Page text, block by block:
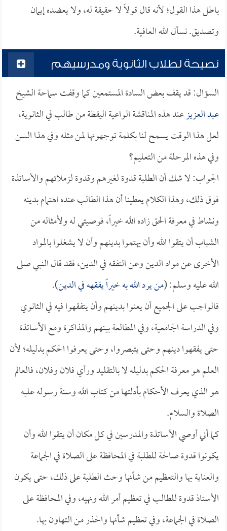
باطل هذا القول؛ لأنه قال قولاً لا حقيقة له، ولا يعضده إيمان
وتصديق. نسأل الله العافية.
نصيحة لطلاب الثانوية ومدرسيهم
السؤال: قد يقف بعض السادة المستمعين كما وقفت سماحة الشيخ
عبد العزيزعند هذه المناقشة الواعية اليقظة من طالب في الثانوية،
لعل هذا الوقت يسمح لنا بكلمة توجهونها لمن مثله وفي هذا السن
وفي هذه المرحلة من التعليم؟
الجواب: لا شك أن الطلبة قدوة لغيرهم وقدوة لزملائهم والأساتذة
فوق ذلك، وهذا الكلام يعطينا أن هذا الطالب عنده اهتمام بدينه
ونشاط في معرفة الحق زاده الله خيراً، فوصيتي له ولأمثاله من
الشباب أن يتقوا الله وأن يهتموا بدينهم وأن لا يشغلوا بالمواد
الأخرى عن مواد الدين وعن التفقه في الدين، فقد قال النبي صلى
الله عليه وسلم: (من يرد الله به خيراً يفقهه في الدين).
فالواجب على الجميع أن يعنوا بدينهم وأن يتفقهوا فيه في الثانوي
وفي الدراسة الجامعية، وفي المطالعة بينهم والمذاكرة ومع الأساتذة
حتى يفقهوا دينهم وحتى يتبصروا، وحتى يعرفوا الحكم بدليله؛ لأن
العلم هو معرفة الحكم بدليله لا بالتقليد ورأي فلان وفلان، فالعالم
هو الذي يعرف الأحكام بأدلتها من كتاب الله وسنة رسوله عليه
الصلاة والسلام.
كما أني أوصي الأساتذة والمدرسين في كل مكان أن يتقوا الله وأن
يكونوا قدوة صالحة للطلبة في المحافظة على الصلاة في الجماعة
والعناية بها والتعظيم من شأنها وحث الطلبة على ذلك، حتى يكون
الأستاذ قدوة للطالب في تعظيم أمر الله ونهيه، وفي المحافظة على
الصلاة في الجماعة، وفي تعظيم شأنها والحذر من التهاون بها.